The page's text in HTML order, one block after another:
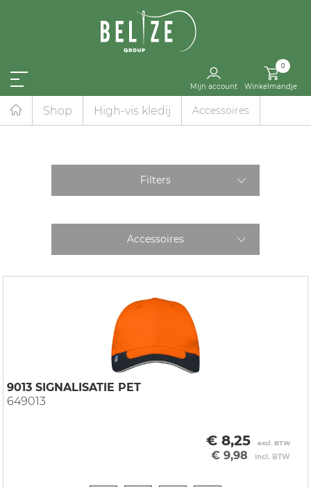
Mijn account
0
Winkelmandje
Shop High-vis kledij Accessoires
Filters
Accessoires
9013 SIGNALISATIE PET
649013
€ 8,25 excl. BTW
€ 9,98 incl. BTW